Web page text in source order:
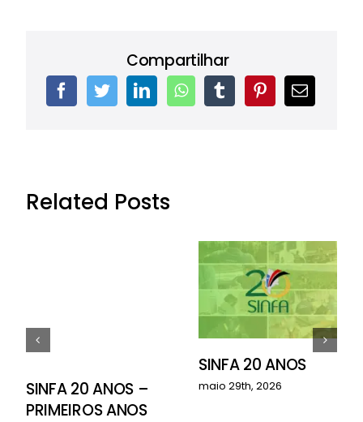
Compartilhar
Related Posts
SINFA 20 ANOS –
PRIMEIROS ANOS
SINFA 20 ANOS
maio 29th, 2026